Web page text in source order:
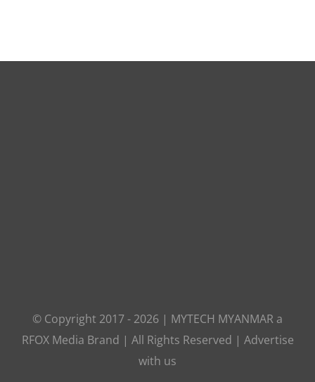
© Copyright 2017 - 2026 | MYTECH MYANMAR a
RFOX Media Brand | All Rights Reserved | Advertise
with us